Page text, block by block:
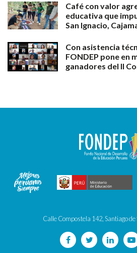
Café con valor
educativa que
San Ignacio,
Con asistencia
FONDEP pone en
ganadores del II
Calle Compostela 142, Santiago de